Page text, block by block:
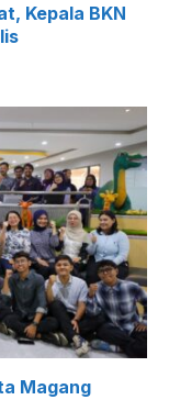
Kepala BKN
Magang